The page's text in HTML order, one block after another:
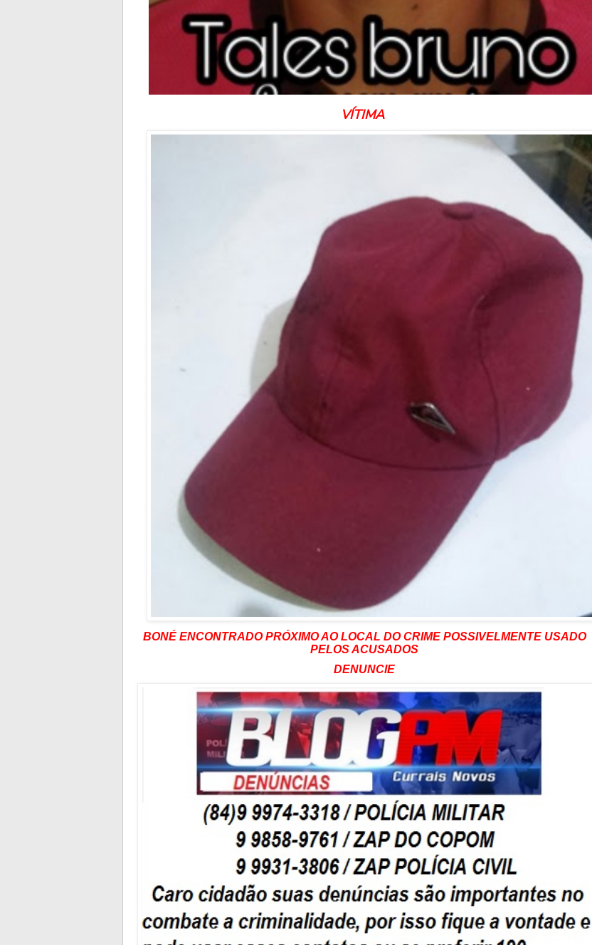
VÍTIMA
BONÉ ENCONTRADO PRÓXIMO AO LOCAL DO CRIME POSSIVELMENTE USADO
PELOS ACUSADOS
DENUNCIE